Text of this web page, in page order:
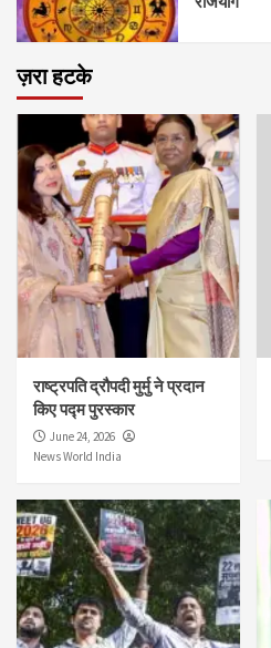
ज़रा हटके
राष्ट्रपति द्रौपदी मुर्मु ने प्रदान
किए पद्म पुरस्कार
June 24, 2026
News World India